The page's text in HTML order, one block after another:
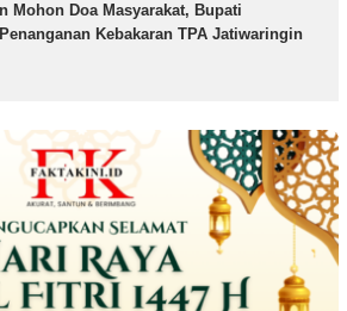
Mohon Doa Masyarakat, Bupati
Kebakaran TPA Jatiwaringin